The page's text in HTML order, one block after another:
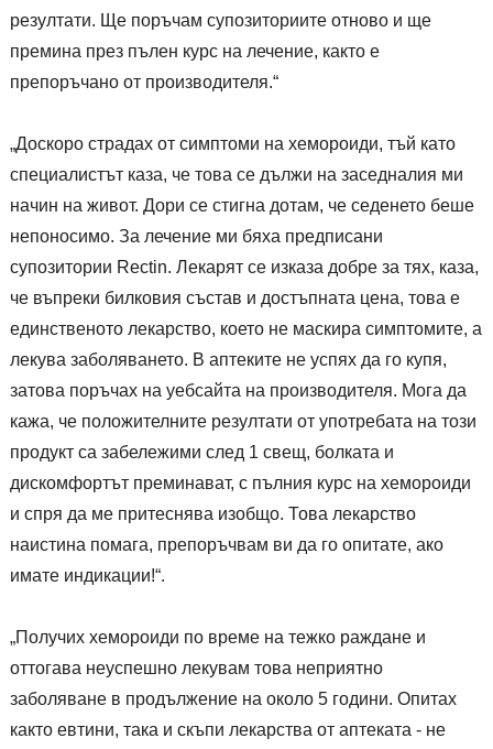
резултати. Ще поръчам супозиториите отново и ще
премина през пълен курс на лечение, както е
препоръчано от производителя.“
„Доскоро страдах от симптоми на хемороиди, тъй като
специалистът каза, че това се дължи на заседналия ми
начин на живот. Дори се стигна дотам, че седенето беше
непоносимо. За лечение ми бяха предписани
супозитории Rectin. Лекарят се изказа добре за тях, каза,
че въпреки билковия състав и достъпната цена, това е
единственото лекарство, което не маскира симптомите, а
лекува заболяването. В аптеките не успях да го купя,
затова поръчах на уебсайта на производителя. Мога да
кажа, че положителните резултати от употребата на този
продукт са забележими след 1 свещ, болката и
дискомфортът преминават, с пълния курс на хемороиди
и спря да ме притеснява изобщо. Това лекарство
наистина помага, препоръчвам ви да го опитате, ако
имате индикации!“.
„Получих хемороиди по време на тежко раждане и
оттогава неуспешно лекувам това неприятно
заболяване в продължение на около 5 години. Опитах
както евтини, така и скъпи лекарства от аптеката - не